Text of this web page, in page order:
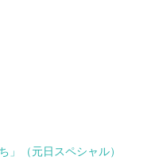
」（元日スペシャル）